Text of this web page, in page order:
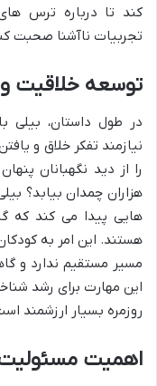
کند تا درباره ترس
تجربیات ناآشنا صحبت
توسعه خلاقیت
در طول داستان، بیلی
نیازمند تفکر خلاق و
را از دید نگهبانان
هزاران چمدان بیابد؟
هایی پیدا می کند که
هستند. این امر به
مسیر مستقیم ندارد و
این مهارت برای رشد
روزمره بسیار ارزشمند
اهمیت مسئولیت